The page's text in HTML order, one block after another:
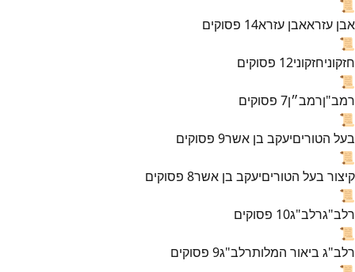
📜
אבן עזראאבן עזרא14 פסוקים
📜
חזקוניחזקוני12 פסוקים
📜
רמב"ןרמב״ן7 פסוקים
📜
בעל הטוריםיעקב בן אשר9 פסוקים
📜
קיצור בעל הטוריםיעקב בן אשר8 פסוקים
📜
רלב"גרלב"ג10 פסוקים
📜
רלב"ג ביאור המלותרלב"ג9 פסוקים